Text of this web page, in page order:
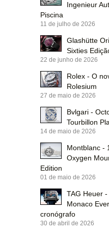
Ingenieur
Piscina
11 de julho de 2026
Glashütte
Sixties
22 de junho de 2026
Rolex - O
Rolesium
27 de maio de 2026
Bvlgari -
Tourbillon
14 de maio de 2026
Montblanc -
Oxygen
Edition
01 de maio de 2026
TAG Heuer
Monaco
cronógrafo
30 de abril de 2026